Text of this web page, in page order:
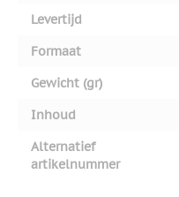
Levertijd
Formaat
Gewicht (gr)
Inhoud
Alternatief
artikelnummer